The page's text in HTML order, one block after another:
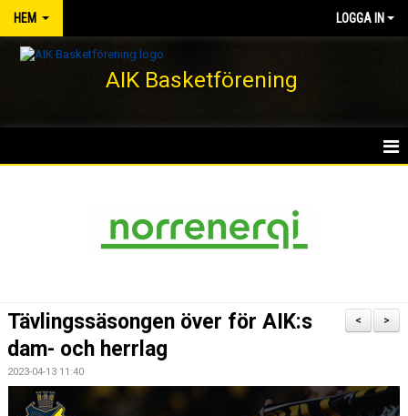
HEM LOGGA IN
AIK Basketförening
DOKUMENT
>
<
Tävlingssäsongen över för AIK:s
dam- och herrlag
2023-04-13 11:40